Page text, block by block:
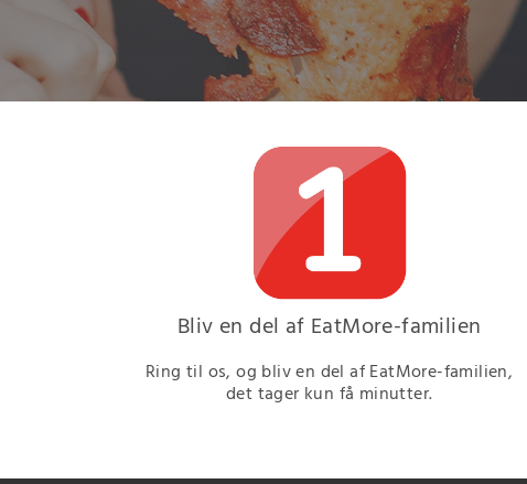
Bliv en del af EatMore-familien
Ring til os, og bliv en del af EatMore-familien,
det tager kun få minutter.